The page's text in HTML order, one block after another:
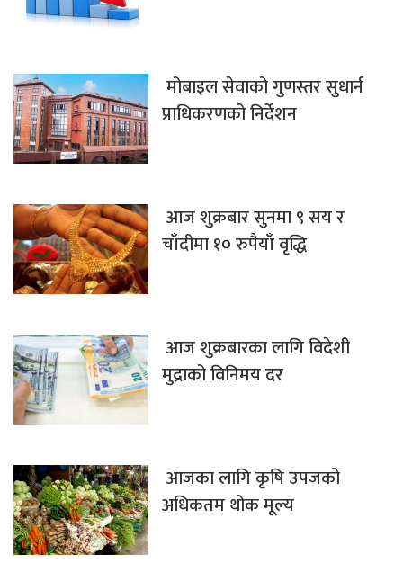
मोबाइल सेवाको गुणस्तर सुधार्न
प्राधिकरणको निर्देशन
आज शुक्रबार सुनमा ९ सय र
चाँदीमा १० रुपैयाँ वृद्धि
आज शुक्रबारका लागि विदेशी
मुद्राको विनिमय दर
आजका लागि कृषि उपजको
अधिकतम थोक मूल्य